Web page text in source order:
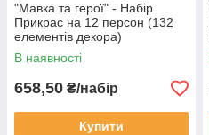
"Мавка та герої" - Набір
Прикрас на 12 персон (132
елементів декора)
В наявності
658,50 ₴/набір
Купити